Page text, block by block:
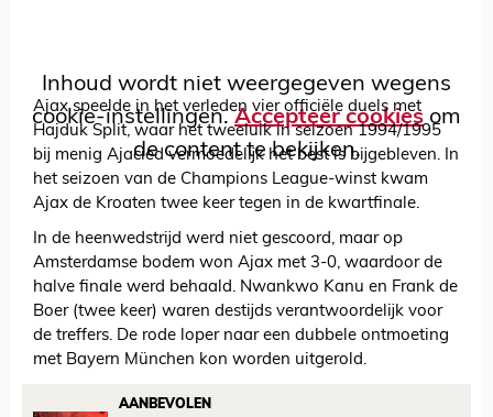
Inhoud wordt niet weergegeven wegens
cookie-instellingen.Accepteer cookies om
de content te bekijken.
Ajax speelde in het verleden vier officiële duels met
Hajduk Split, waar het tweeluik in seizoen 1994/1995
bij menig Ajacied vermoedelijk het best is bijgebleven. In
het seizoen van de Champions League-winst kwam
Ajax de Kroaten twee keer tegen in de kwartfinale.
In de heenwedstrijd werd niet gescoord, maar op
Amsterdamse bodem won Ajax met 3-0, waardoor de
halve finale werd behaald. Nwankwo Kanu en Frank de
Boer (twee keer) waren destijds verantwoordelijk voor
de treffers. De rode loper naar een dubbele ontmoeting
met Bayern München kon worden uitgerold.
AANBEVOLEN